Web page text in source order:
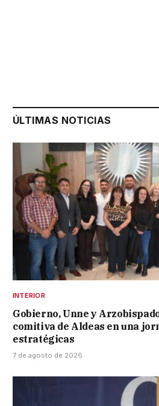
ÚLTIMAS NOTICIAS
INTERIOR
Gobierno, Unne y
comitiva de Aldeas en una
estratégicas
7 de agosto de 2026